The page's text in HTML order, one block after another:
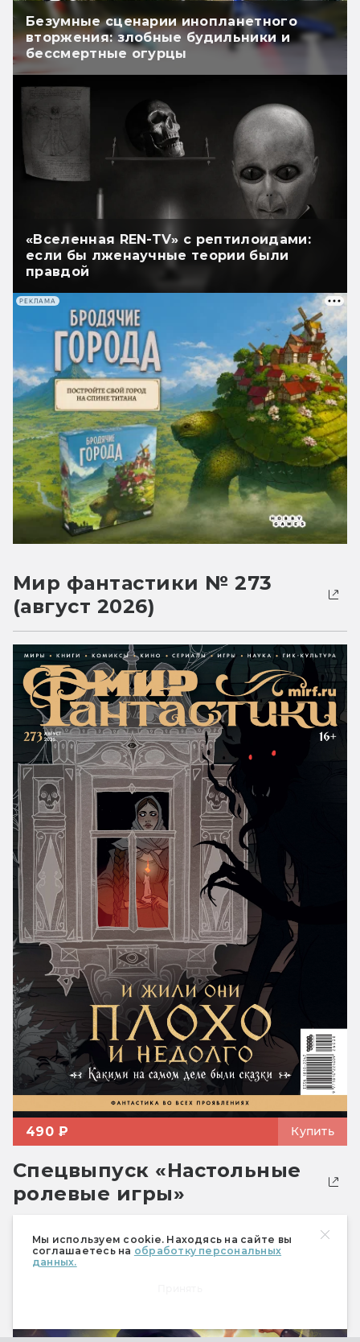
Мы используем cookie. Находясь на сайте вы
соглашаетесь на обработку персональных
данных.
Безумные сценарии инопланетного
вторжения: злобные будильники и
бессмертные огурцы
«Вселенная REN-TV» с рептилоидами:
если бы лженаучные теории были
правдой
РЕКЛАМА
Мир фантастики № 273
(август 2026)
490 ₽ Купить
Спецвыпуск «Настольные
ролевые игры»